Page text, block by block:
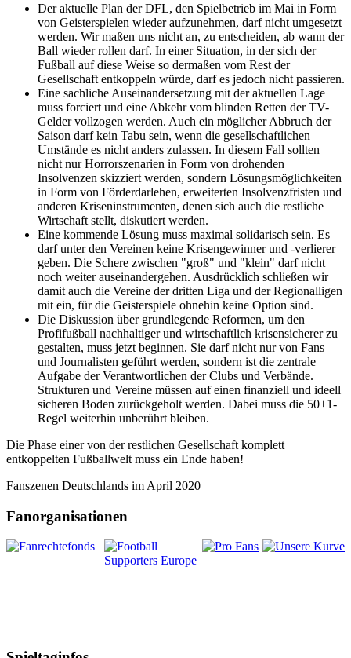
Der aktuelle Plan der DFL, den Spielbetrieb im Mai in Form
von Geisterspielen wieder aufzunehmen, darf nicht umgesetzt
werden. Wir maßen uns nicht an, zu entscheiden, ab wann der
Ball wieder rollen darf. In einer Situation, in der sich der
Fußball auf diese Weise so dermaßen vom Rest der
Gesellschaft entkoppeln würde, darf es jedoch nicht passieren.
Eine sachliche Auseinandersetzung mit der aktuellen Lage
muss forciert und eine Abkehr vom blinden Retten der TV-
Gelder vollzogen werden. Auch ein möglicher Abbruch der
Saison darf kein Tabu sein, wenn die gesellschaftlichen
Umstände es nicht anders zulassen. In diesem Fall sollten
nicht nur Horrorszenarien in Form von drohenden
Insolvenzen skizziert werden, sondern Lösungsmöglichkeiten
in Form von Förderdarlehen, erweiterten Insolvenzfristen und
anderen Kriseninstrumenten, denen sich auch die restliche
Wirtschaft stellt, diskutiert werden.
Eine kommende Lösung muss maximal solidarisch sein. Es
darf unter den Vereinen keine Krisengewinner und -verlierer
geben. Die Schere zwischen "groß" und "klein" darf nicht
noch weiter auseinandergehen. Ausdrücklich schließen wir
damit auch die Vereine der dritten Liga und der Regionalligen
mit ein, für die Geisterspiele ohnehin keine Option sind.
Die Diskussion über grundlegende Reformen, um den
Profifußball nachhaltiger und wirtschaftlich krisensicherer zu
gestalten, muss jetzt beginnen. Sie darf nicht nur von Fans
und Journalisten geführt werden, sondern ist die zentrale
Aufgabe der Verantwortlichen der Clubs und Verbände.
Strukturen und Vereine müssen auf einen finanziell und ideell
sicheren Boden zurückgeholt werden. Dabei muss die 50+1-
Regel weiterhin unberührt bleiben.
Die Phase einer von der restlichen Gesellschaft komplett
entkoppelten Fußballwelt muss ein Ende haben!
Fanszenen Deutschlands im April 2020
Fanorganisationen